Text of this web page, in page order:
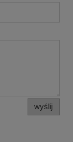
wyślij